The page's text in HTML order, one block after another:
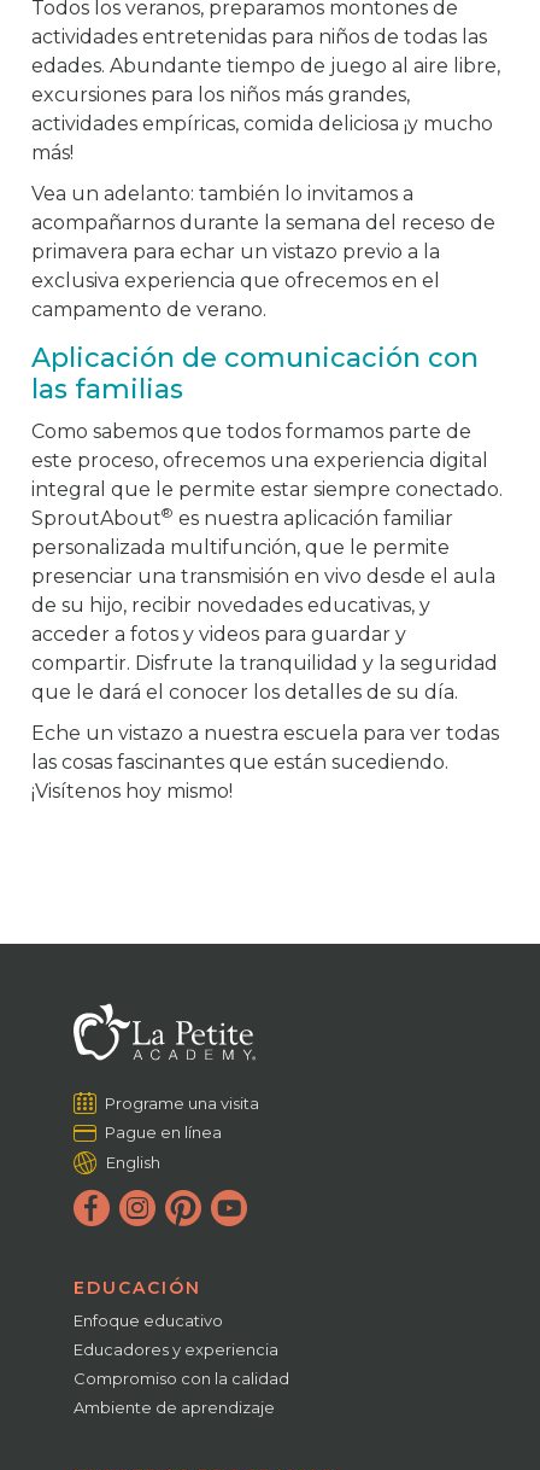
Todos los veranos, preparamos montones de
actividades entretenidas para niños de todas las
edades. Abundante tiempo de juego al aire libre,
excursiones para los niños más grandes,
actividades empíricas, comida deliciosa ¡y mucho
más!
Vea un adelanto: también lo invitamos a
acompañarnos durante la semana del receso de
primavera para echar un vistazo previo a la
exclusiva experiencia que ofrecemos en el
campamento de verano.
Aplicación de comunicación con
las familias
Como sabemos que todos formamos parte de
este proceso, ofrecemos una experiencia digital
integral que le permite estar siempre conectado.
SproutAbout® es nuestra aplicación familiar
personalizada multifunción, que le permite
presenciar una transmisión en vivo desde el aula
de su hijo, recibir novedades educativas, y
acceder a fotos y videos para guardar y
compartir. Disfrute la tranquilidad y la seguridad
que le dará el conocer los detalles de su día.
Eche un vistazo a nuestra escuela para ver todas
las cosas fascinantes que están sucediendo.
¡Visítenos hoy mismo!
Programe una visita
Pague en línea
English
EDUCACIÓN
Enfoque educativo
Educadores y experiencia
Compromiso con la calidad
Ambiente de aprendizaje